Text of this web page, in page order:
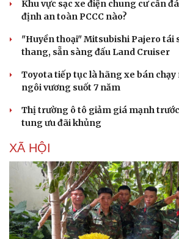
Sức khỏe
Dinh dưỡng - món ngon
Cây thuốc
Sản phụ khoa
Nhi khoa
Nam khoa
Đời
Nhà
Blog
Tình
Khu vực sạc xe điện chung cư cần
định an toàn PCCC nào?
"Huyền thoại" Mitsubishi Pajero tái
thang, sẵn sàng đấu Land Cruiser
Toyota tiếp tục là hãng xe bán chạy
ngôi vương suốt 7 năm
Thị trường ô tô giảm giá mạnh
tung ưu đãi khủng
XÃ HỘI